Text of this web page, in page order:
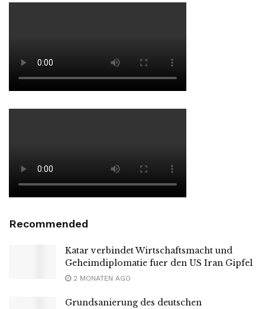
Recommended
Katar verbindet Wirtschaftsmacht und
Geheimdiplomatie fuer den US Iran Gipfel
2 MONATEN AGO
Grundsanierung des deutschen